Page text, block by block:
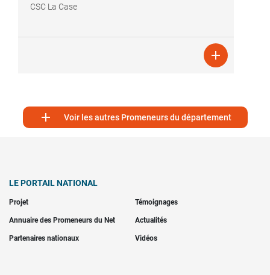
CSC La Case

 Voir les autres Promeneurs du département
LE PORTAIL NATIONAL
Projet Témoignages
Annuaire des Promeneurs du Net Actualités
Partenaires nationaux Vidéos